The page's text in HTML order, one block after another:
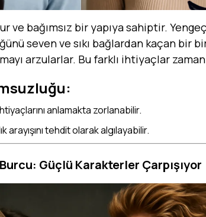
ve bağımsız bir yapıya sahiptir.
seven ve sıkı bağlardan kaçan bir
arzularlar. Bu farklı ihtiyaçlar
anlamakta zorlanabilir.
arayışını tehdit olarak algılayabilir.
Güçlü Karakterler Çarpışıyor